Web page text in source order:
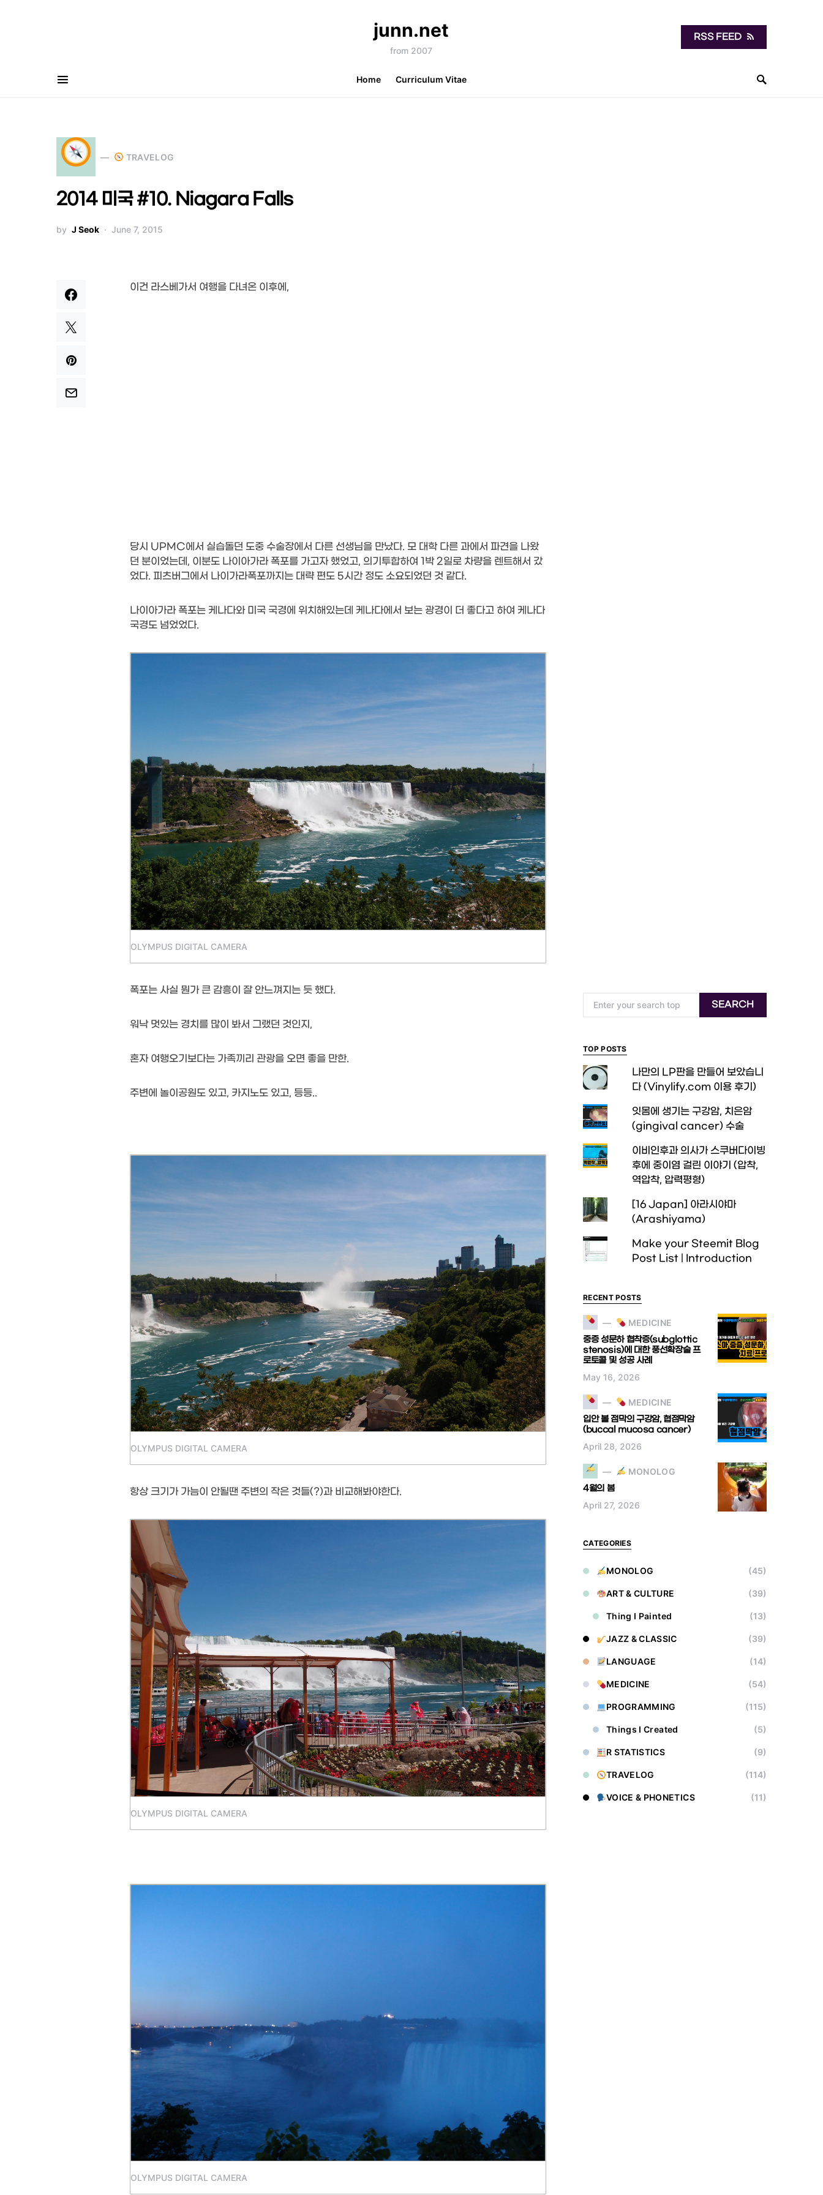
junn.net
from 2007
RSS FEED
Home Curriculum Vitae
Search for:
TRAVELOG
2014 미국 #10. Niagara Falls
by J Seok June 7, 2015
이건 라스베가서 여행을 다녀온 이후에,
당시 UPMC에서 실습돌던 도중 수술장에서 다른 선생님을 만났다. 모 대학 다른 과에서 파견을 나왔
던 분이었는데, 이분도 나이아가라 폭포를 가고자 했었고, 의기투합하여 1박 2일로 차량을 렌트해서 갔
었다. 피츠버그에서 나이가라폭포까지는 대략 편도 5시간 정도 소요되었던 것 같다.
나이아가라 폭포는 케나다와 미국 국경에 위치해있는데 케나다에서 보는 광경이 더 좋다고 하여 케나다
국경도 넘었었다.
OLYMPUS DIGITAL CAMERA
폭포는 사실 뭔가 큰 감흥이 잘 안느껴지는 듯 했다.
워낙 멋있는 경치를 많이 봐서 그랬던 것인지,
혼자 여행오기보다는 가족끼리 관광을 오면 좋을 만한.
주변에 놀이공원도 있고, 카지노도 있고, 등등..
OLYMPUS DIGITAL CAMERA
항상 크기가 가늠이 안될땐 주변의 작은 것들(?)과 비교해봐야한다.
OLYMPUS DIGITAL CAMERA
OLYMPUS DIGITAL CAMERA
SEARCH
TOP POSTS
나만의 LP판을 만들어 보았습니
다 (Vinylify.com 이용 후기)
잇몸에 생기는 구강암, 치은암
(gingival cancer) 수술
이비인후과 의사가 스쿠버다이빙
후에 중이염 걸린 이야기 (압착,
역압착, 압력평형)
[16 Japan] 아라시야마
(Arashiyama)
Make your Steemit Blog
Post List | Introduction
RECENT POSTS
MEDICINE
중증 성문하 협착증(subglottic
stenosis)에 대한 풍선확장술 프
로토콜 및 성공 사례
May 16, 2026
MEDICINE
입안 볼 점막의 구강암, 협점막암
(buccal mucosa cancer)
April 28, 2026
MONOLOG
4월의 봄
April 27, 2026
CATEGORIES
MONOLOG (45)
ART & CULTURE (39)
Thing I Painted (13)
JAZZ & CLASSIC (39)
LANGUAGE (14)
MEDICINE (54)
PROGRAMMING (115)
Things I Created (5)
R STATISTICS (9)
TRAVELOG (114)
VOICE & PHONETICS (11)